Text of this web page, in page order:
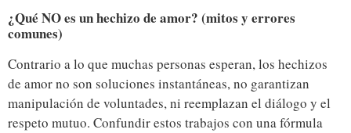
¿Qué NO es un hechizo de amor? (mitos y errores
comunes)
Contrario a lo que muchas personas esperan, los hechizos
de amor no son soluciones instantáneas, no garantizan
manipulación de voluntades, ni reemplazan el diálogo y el
respeto mutuo. Confundir estos trabajos con una fórmula